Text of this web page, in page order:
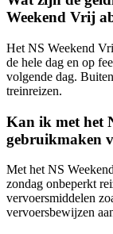
Weekend Vrij
Het NS Weekend
de hele dag en op
volgende dag.
treinreizen.
Kan ik met het
gebruikmaken
Met het NS
zondag onbeperkt
vervoersmiddelen
vervoersbewijzen